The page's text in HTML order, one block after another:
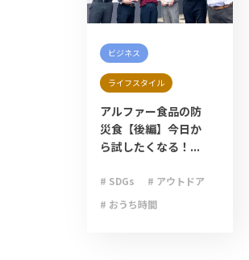
ビジネス
ライフスタイル
アルファー食品の防
災食【後編】今日か
ら試したくなる！...
# SDGs
# アウトドア
# おうち時間